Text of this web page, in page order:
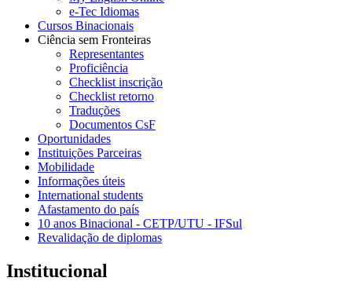
e-Tec Idiomas
Cursos Binacionais
Ciência sem Fronteiras
Representantes
Proficiência
Checklist inscrição
Checklist retorno
Traduções
Documentos CsF
Oportunidades
Instituições Parceiras
Mobilidade
Informações úteis
International students
Afastamento do país
10 anos Binacional - CETP/UTU - IFSul
Revalidação de diplomas
Institucional